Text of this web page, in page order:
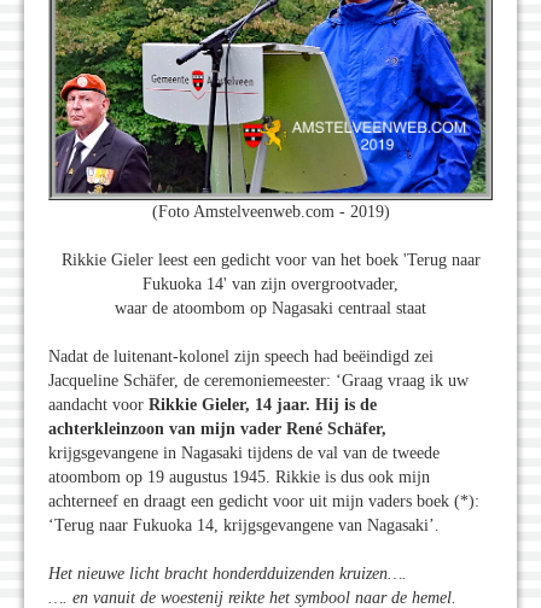
(Foto Amstelveenweb.com - 2019)
Rikkie Gieler leest een gedicht voor van het boek 'Terug naar
Fukuoka 14' van zijn overgrootvader,
waar de atoombom op Nagasaki centraal staat
Nadat de luitenant-kolonel zijn speech had beëindigd zei
Jacqueline Schäfer, de ceremoniemeester: ‘Graag vraag ik uw
aandacht voor Rikkie Gieler, 14 jaar. Hij is de
achterkleinzoon van mijn vader René Schäfer,
krijgsgevangene in Nagasaki tijdens de val van de tweede
atoombom op 19 augustus 1945. Rikkie is dus ook mijn
achterneef en draagt een gedicht voor uit mijn vaders boek (*):
‘Terug naar Fukuoka 14, krijgsgevangene van Nagasaki’.
Het nieuwe licht bracht honderdduizenden kruizen….
…. en vanuit de woestenij reikte het symbool naar de hemel.